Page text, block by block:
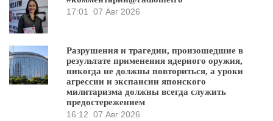
17:01
07 Авг 2026
Разрушения и трагедии, произошедшие в
результате применения ядерного оружия,
никогда не должны повториться, а уроки
агрессии и экспансии японского
милитаризма должны всегда служить
предостережением
16:12 07 Авг 2026